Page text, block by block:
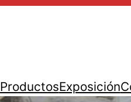
ProductosExposición